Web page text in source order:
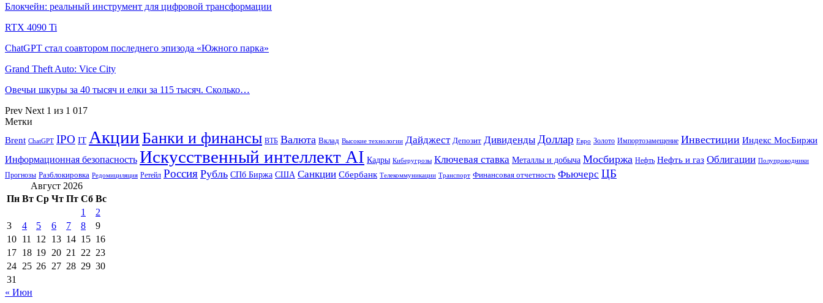
Блокчейн: реальный инструмент для цифровой трансформации
RTX 4090 Ti
ChatGPT стал соавтором последнего эпизода «Южного парка»
Grand Theft Auto: Vice City
Овечьи шкуры за 40 тысяч и елки за 115 тысяч. Сколько…
Prev Next 1 из 1 017
Метки
Brent ChatGPT IPO IT АкцииБанки и финансы ВТБ Валюта Вклад Высокие технологии Дайджест Депозит Дивиденды Доллар Евро Золото Импортозамещение Инвестиции Индекс МосБиржи
Информационная безопасность Искусственный интеллект AI Кадры Киберугрозы Ключевая ставка Металлы и добыча Мосбиржа Нефть Нефть и газ Облигации Полупроводники
Прогнозы Разблокировка Редомициляция Ретейл Россия Рубль СПб Биржа США Санкции Сбербанк Телекоммуникации Транспорт Финансовая отчетность Фьючерс ЦБ
Август 2026
Пн Вт Ср Чт Пт Сб Вс
1
2
3
4 5 6 7 8
9
10 11 12 13 14 15 16
17 18 19 20 21 22 23
24 25 26 27 28 29 30
31
« Июн